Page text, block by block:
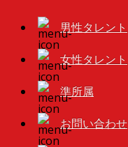
男性タレント
女性タレント
準所属
お問い合わせ